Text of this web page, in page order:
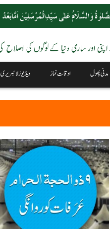
مدنی پھول اوقات نماز ویڈیوز لائبریری